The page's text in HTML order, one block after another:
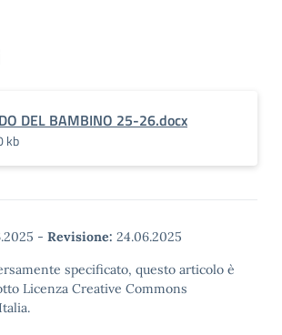
DEL BAMBINO 25-26.docx
kb
- Revisione: 24.06.2025
specificato, questo articolo è
Licenza Creative Commons